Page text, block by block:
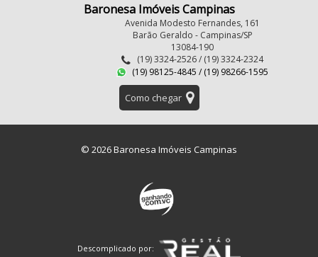
Baronesa Imóveis Campinas
Avenida Modesto Fernandes, 161
Barão Geraldo - Campinas/SP
13084-190
(19) 3324-2526 / (19) 3324-2324
(19) 98125-4845 / (19) 98266-1595
Como chegar
© 2026 Baronesa Imóveis Campinas
Descomplicado por: